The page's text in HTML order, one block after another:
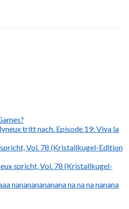
tritt nach. Episode 19: Viva la
Vol. 78 (Kristallkugel-Edition
spricht, Vol. 78 (Kristallkugel-
nanananananana na na na nanana